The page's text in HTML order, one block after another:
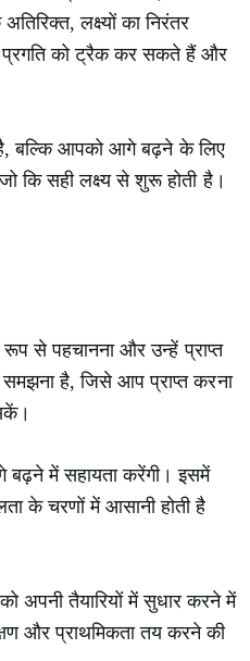
लक्ष्यों का निरंतर
प्रगति को ट्रैक कर सकते हैं और
बल्कि आपको आगे बढ़ने के लिए
कि सही लक्ष्य से शुरू होती है।
से पहचानना और उन्हें प्राप्त
है, जिसे आप प्राप्त करना
बढ़ने में सहायता करेंगी। इसमें
के चरणों में आसानी होती है
अपनी तैयारियों में सुधार करने में
और प्राथमिकता तय करने की